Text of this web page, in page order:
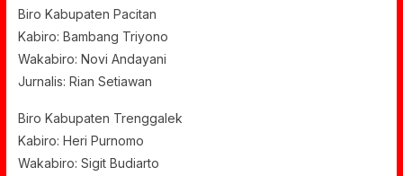
Biro Kabupaten Pacitan
Kabiro: Bambang Triyono
Wakabiro: Novi Andayani
Jurnalis: Rian Setiawan
Biro Kabupaten Trenggalek
Kabiro: Heri Purnomo
Wakabiro: Sigit Budiarto